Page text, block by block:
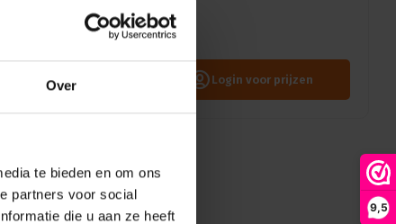
Over
te bieden en om ons
partners voor social
die u aan ze heeft
9,5
D RJ45 connector met
voor professionele
Login voor prijzen